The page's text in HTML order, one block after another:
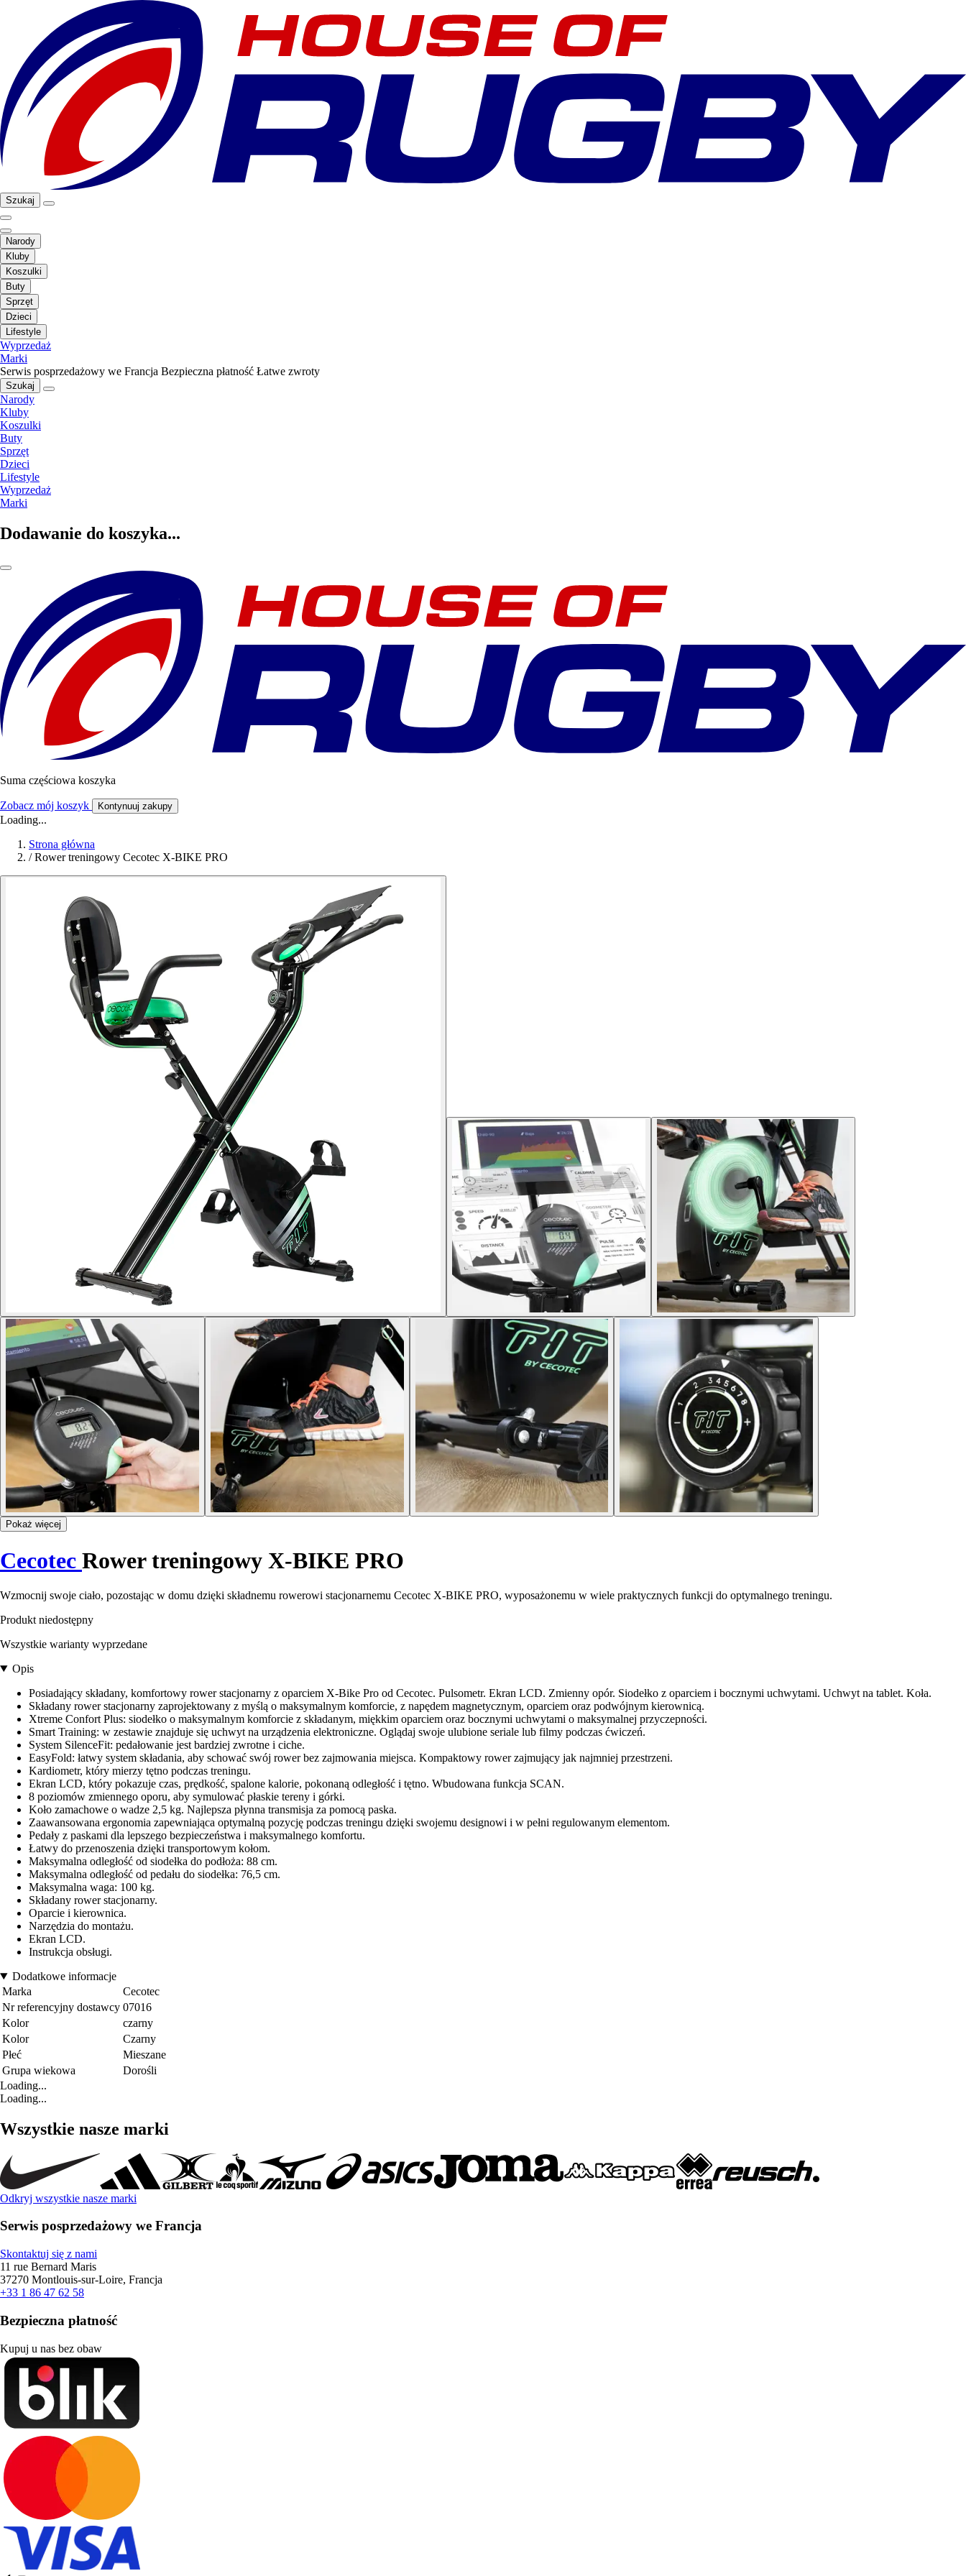
Szukaj
Narody
Kluby
Koszulki
Buty
Sprzęt
Dzieci
Lifestyle
Wyprzedaż
Marki
Serwis posprzedażowy we Francja Bezpieczna płatność Łatwe zwroty
Szukaj
Narody
Kluby
Koszulki
Buty
Sprzęt
Dzieci
Lifestyle
Wyprzedaż
Marki
Dodawanie do koszyka...
Suma częściowa koszyka
Zobacz mój koszyk Kontynuuj zakupy
Loading...
Strona główna
/ Rower treningowy Cecotec X-BIKE PRO
Pokaż więcej
Cecotec Rower treningowy X-BIKE PRO
Wzmocnij swoje ciało, pozostając w domu dzięki składnemu rowerowi stacjonarnemu Cecotec X-BIKE PRO, wyposażonemu w wiele praktycznych funkcji do optymalnego treningu.
Produkt niedostępny
Wszystkie warianty wyprzedane
Opis
Posiadający składany, komfortowy rower stacjonarny z oparciem X-Bike Pro od Cecotec. Pulsometr. Ekran LCD. Zmienny opór. Siodełko z oparciem i bocznymi uchwytami. Uchwyt na tablet. Koła.
Składany rower stacjonarny zaprojektowany z myślą o maksymalnym komforcie, z napędem magnetycznym, oparciem oraz podwójnym kierownicą.
Xtreme Confort Plus: siodełko o maksymalnym komforcie z składanym, miękkim oparciem oraz bocznymi uchwytami o maksymalnej przyczepności.
Smart Training: w zestawie znajduje się uchwyt na urządzenia elektroniczne. Oglądaj swoje ulubione seriale lub filmy podczas ćwiczeń.
System SilenceFit: pedałowanie jest bardziej zwrotne i ciche.
EasyFold: łatwy system składania, aby schować swój rower bez zajmowania miejsca. Kompaktowy rower zajmujący jak najmniej przestrzeni.
Kardiometr, który mierzy tętno podczas treningu.
Ekran LCD, który pokazuje czas, prędkość, spalone kalorie, pokonaną odległość i tętno. Wbudowana funkcja SCAN.
8 poziomów zmiennego oporu, aby symulować płaskie tereny i górki.
Koło zamachowe o wadze 2,5 kg. Najlepsza płynna transmisja za pomocą paska.
Zaawansowana ergonomia zapewniająca optymalną pozycję podczas treningu dzięki swojemu designowi i w pełni regulowanym elementom.
Pedały z paskami dla lepszego bezpieczeństwa i maksymalnego komfortu.
Łatwy do przenoszenia dzięki transportowym kołom.
Maksymalna odległość od siodełka do podłoża: 88 cm.
Maksymalna odległość od pedału do siodełka: 76,5 cm.
Maksymalna waga: 100 kg.
Składany rower stacjonarny.
Oparcie i kierownica.
Narzędzia do montażu.
Ekran LCD.
Instrukcja obsługi.
Dodatkowe informacje
Marka
Cecotec
Nr referencyjny dostawcy 07016
Kolor
czarny
Kolor
Czarny
Płeć
Mieszane
Grupa wiekowa
Dorośli
Loading...
Loading...
Wszystkie nasze marki
Odkryj wszystkie nasze marki
Serwis posprzedażowy we Francja
Skontaktuj się z nami
11 rue Bernard Maris
37270 Montlouis-sur-Loire, Francja
+33 1 86 47 62 58
Bezpieczna płatność
Kupuj u nas bez obaw